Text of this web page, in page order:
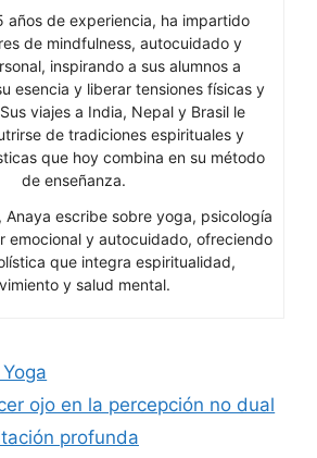
años de experiencia, ha impartido
de mindfulness, autocuidado y
inspirando a sus alumnos a
esencia y liberar tensiones físicas y
viajes a India, Nepal y Brasil le
de tradiciones espirituales y
que hoy combina en su método
de enseñanza.
Anaya escribe sobre yoga, psicología
emocional y autocuidado, ofreciendo
que integra espiritualidad,
y salud mental.
ojo en la percepción no dual
profunda